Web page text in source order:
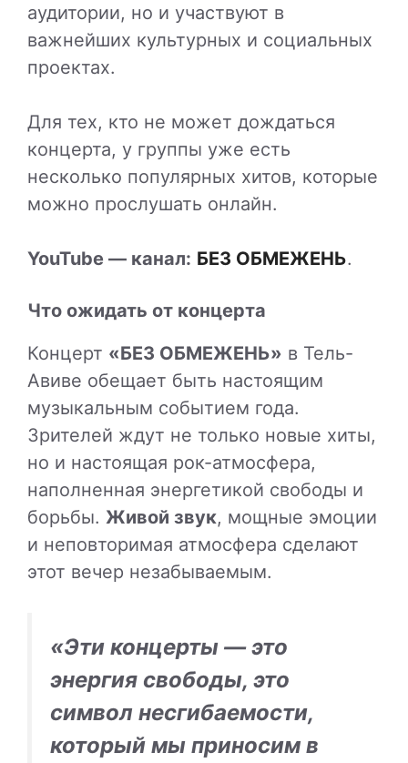
аудитории, но и участвуют в
важнейших культурных и социальных
проектах.
Для тех, кто не может дождаться
концерта, у группы уже есть
несколько популярных хитов, которые
можно прослушать онлайн.
YouTube — канал: БЕЗ ОБМЕЖЕНЬ.
Что ожидать от концерта
Концерт «БЕЗ ОБМЕЖЕНЬ» в Тель-
Авиве обещает быть настоящим
музыкальным событием года.
Зрителей ждут не только новые хиты,
но и настоящая рок-атмосфера,
наполненная энергетикой свободы и
борьбы. Живой звук, мощные эмоции
и неповторимая атмосфера сделают
этот вечер незабываемым.
«Эти концерты — это
энергия свободы, это
символ несгибаемости,
который мы приносим в